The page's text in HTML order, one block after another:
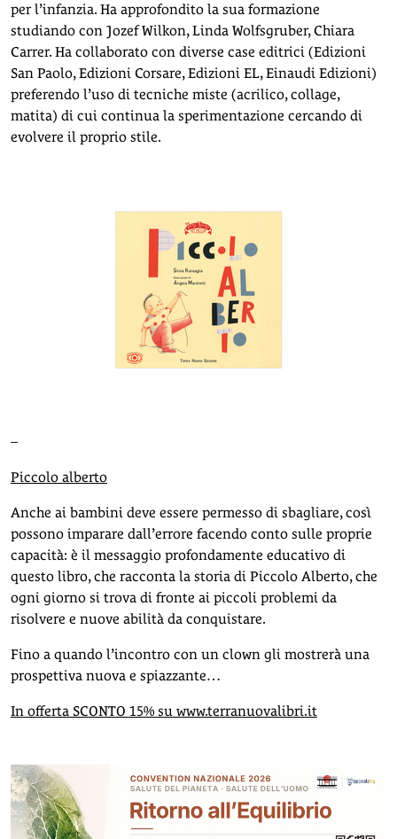
per l’infanzia. Ha approfondito la sua formazione
studiando con Jozef Wilkon, Linda Wolfsgruber, Chiara
Carrer. Ha collaborato con diverse case editrici (Edizioni
San Paolo, Edizioni Corsare, Edizioni EL, Einaudi Edizioni)
preferendo l’uso di tecniche miste (acrilico, collage,
matita) di cui continua la sperimentazione cercando di
evolvere il proprio stile.
–
Piccolo alberto
Anche ai bambini deve essere permesso di sbagliare, così
possono imparare dall’errore facendo conto sulle proprie
capacità: è il messaggio profondamente educativo di
questo libro, che racconta la storia di Piccolo Alberto, che
ogni giorno si trova di fronte ai piccoli problemi da
risolvere e nuove abilità da conquistare.
Fino a quando l’incontro con un clown gli mostrerà una
prospettiva nuova e spiazzante…
In offerta SCONTO 15% su www.terranuovalibri.it